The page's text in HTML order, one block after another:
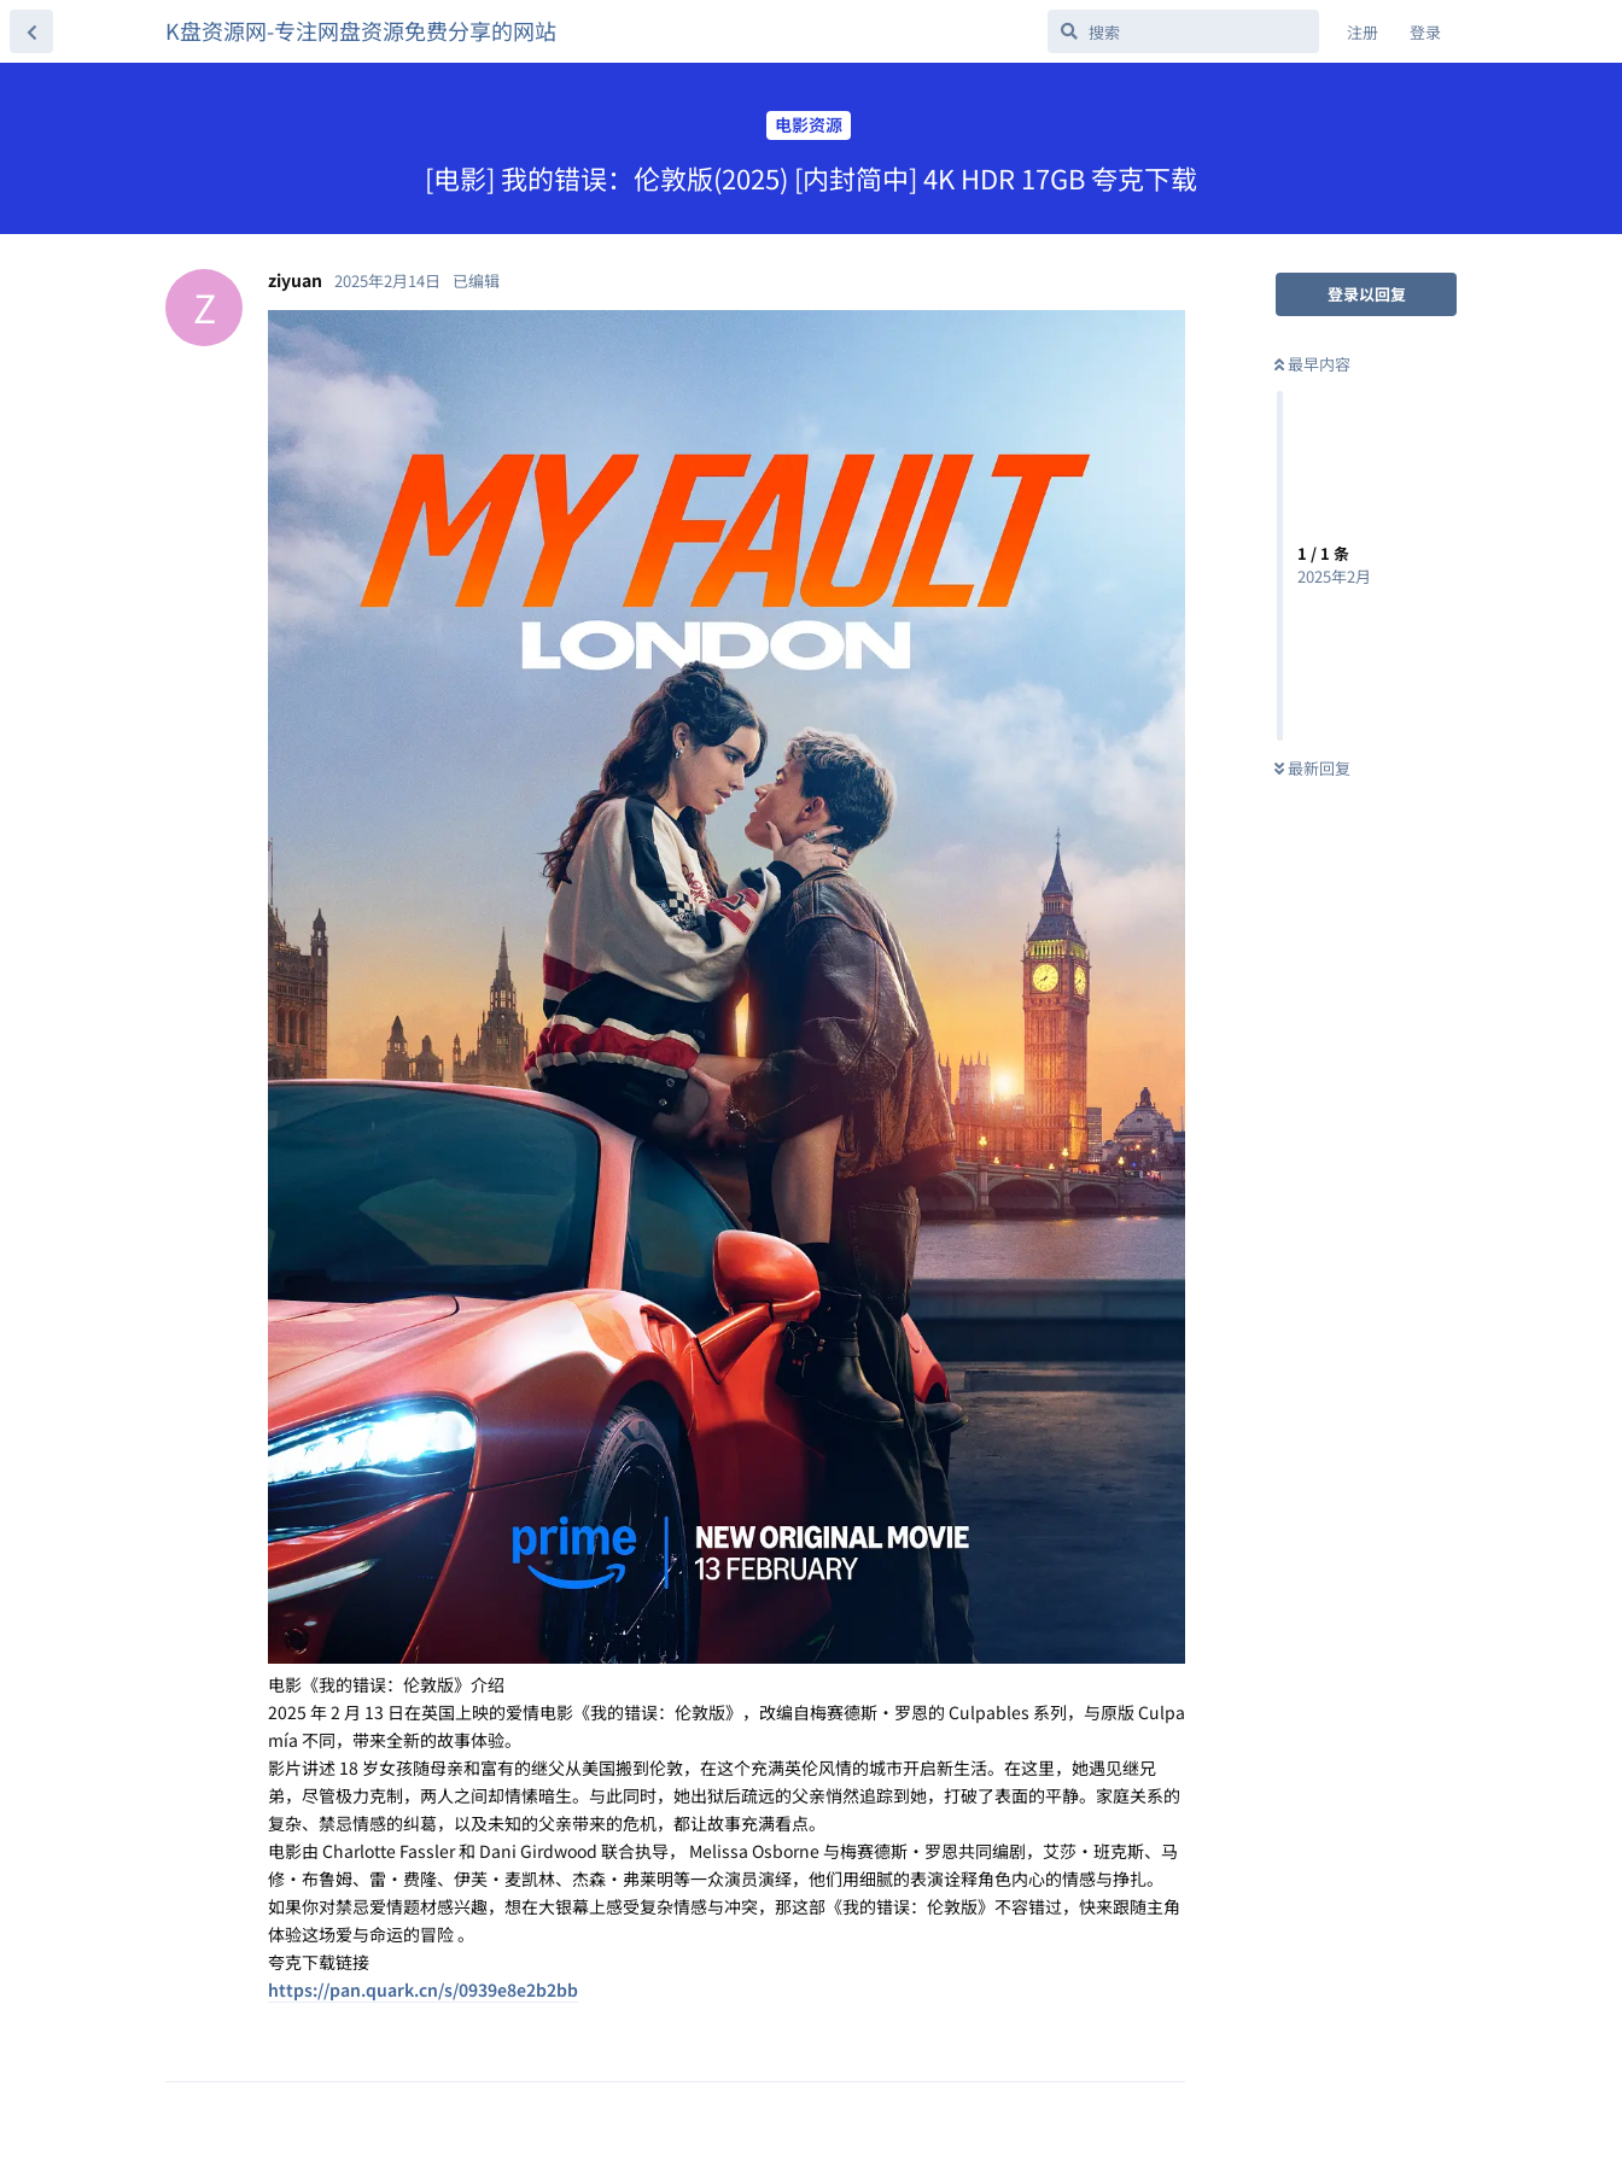
K盘资源网-专注网盘资源免费分享的网站 注册 登录
电影资源
[电影] 我的错误：伦敦版(2025) [内封简中] 4K HDR 17GB 夸克下载
登录以回复
最早内容
1 / 1 条
2025年2月
最新回复
Z ziyuan 2025年2月14日 已编辑
电影《我的错误：伦敦版》介绍
2025 年 2 月 13 日在英国上映的爱情电影《我的错误：伦敦版》，改编自梅赛德斯・罗恩的 Culpables 系列，与原版 Culpa
mía 不同，带来全新的故事体验。
影片讲述 18 岁女孩随母亲和富有的继父从美国搬到伦敦，在这个充满英伦风情的城市开启新生活。在这里，她遇见继兄
弟，尽管极力克制，两人之间却情愫暗生。与此同时，她出狱后疏远的父亲悄然追踪到她，打破了表面的平静。家庭关系的
复杂、禁忌情感的纠葛，以及未知的父亲带来的危机，都让故事充满看点。
电影由 Charlotte Fassler 和 Dani Girdwood 联合执导， Melissa Osborne 与梅赛德斯・罗恩共同编剧，艾莎・班克斯、马
修・布鲁姆、雷・费隆、伊芙・麦凯林、杰森・弗莱明等一众演员演绎，他们用细腻的表演诠释角色内心的情感与挣扎。
如果你对禁忌爱情题材感兴趣，想在大银幕上感受复杂情感与冲突，那这部《我的错误：伦敦版》不容错过，快来跟随主角
体验这场爱与命运的冒险 。
夸克下载链接
https://pan.quark.cn/s/0939e8e2b2bb